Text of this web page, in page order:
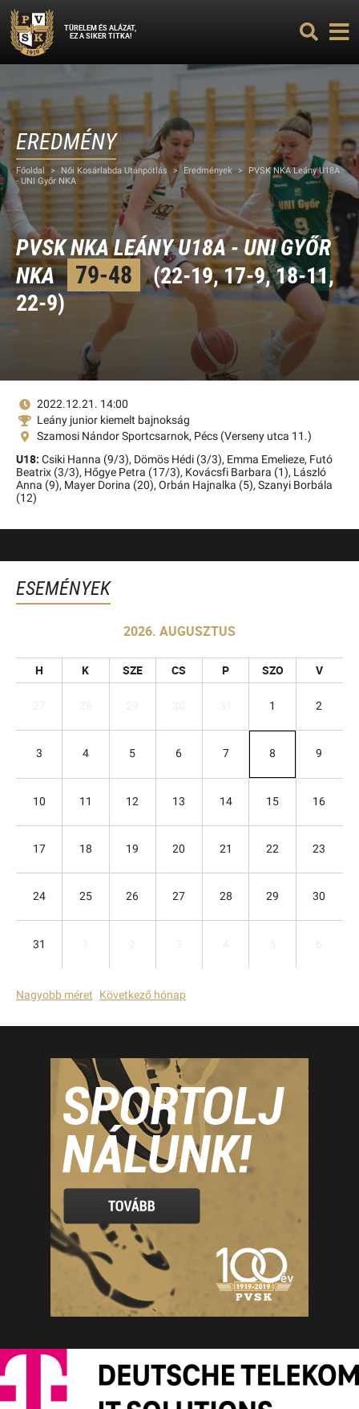
TÜRELEM ÉS ALÁZAT,
EZ A SIKER TITKA!
EREDMÉNY
Főoldal > Női Kosárlabda Utánpótlás > Eredmények >
PVSK NKA Leány U18A
- UNI Győr NKA
PVSK NKA LEÁNY U18A - UNI GYŐR
NKA
79-48
(22-19, 17-9, 18-11,
22-9)
2022.12.21. 14:00
Leány junior kiemelt bajnokság
Szamosi Nándor Sportcsarnok, Pécs (Verseny utca 11.)
U18: Csiki Hanna (9/3), Dömös Hédi (3/3), Emma Emelieze, Futó
Beatrix (3/3), Hőgye Petra (17/3), Kovácsfi Barbara (1), László
Anna (9), Mayer Dorina (20), Orbán Hajnalka (5), Szanyi Borbála
(12)
ESEMÉNYEK
2026. AUGUSZTUS
H K SZE CS P SZO V
1 2
3 4 5 6 7 8 9
10 11 12 13 14 15 16
17 18 19 20 21 22 23
24 25 26 27 28 29 30
31
Nagyobb méret Következő hónap